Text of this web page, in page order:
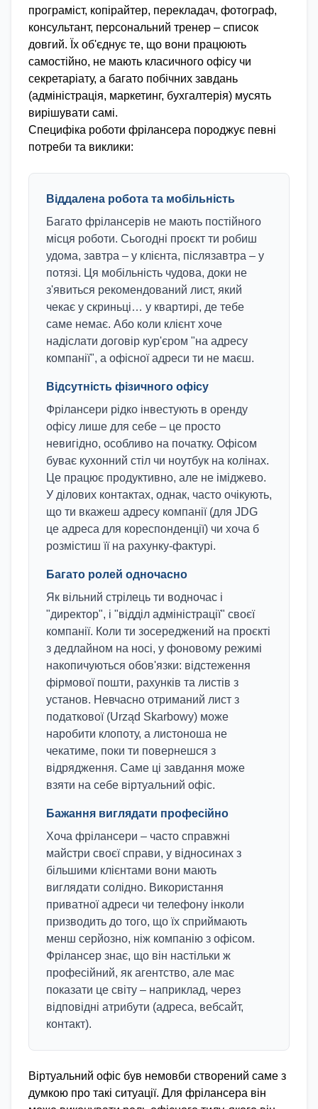
програміст, копірайтер, перекладач, фотограф,
консультант, персональний тренер – список
довгий. Їх об'єднує те, що вони працюють
самостійно, не мають класичного офісу чи
секретаріату, а багато побічних завдань
(адміністрація, маркетинг, бухгалтерія) мусять
вирішувати самі.
Специфіка роботи фрілансера породжує певні
потреби та виклики:
Віддалена робота та мобільність
Багато фрілансерів не мають постійного
місця роботи. Сьогодні проєкт ти робиш
удома, завтра – у клієнта, післязавтра – у
потязі. Ця мобільність чудова, доки не
з'явиться рекомендований лист, який
чекає у скриньці… у квартирі, де тебе
саме немає. Або коли клієнт хоче
надіслати договір кур'єром "на адресу
компанії", а офісної адреси ти не маєш.
Відсутність фізичного офісу
Фрілансери рідко інвестують в оренду
офісу лише для себе – це просто
невигідно, особливо на початку. Офісом
буває кухонний стіл чи ноутбук на колінах.
Це працює продуктивно, але не іміджево.
У ділових контактах, однак, часто очікують,
що ти вкажеш адресу компанії (для JDG
це адреса для кореспонденції) чи хоча б
розмістиш її на рахунку-фактурі.
Багато ролей одночасно
Як вільний стрілець ти водночас і
"директор", і "відділ адміністрації" своєї
компанії. Коли ти зосереджений на проєкті
з дедлайном на носі, у фоновому режимі
накопичуються обов'язки: відстеження
фірмової пошти, рахунків та листів з
установ. Невчасно отриманий лист з
податкової (Urząd Skarbowy) може
наробити клопоту, а листоноша не
чекатиме, поки ти повернешся з
відрядження. Саме ці завдання може
взяти на себе віртуальний офіс.
Бажання виглядати професійно
Хоча фрілансери – часто справжні
майстри своєї справи, у відносинах з
більшими клієнтами вони мають
виглядати солідно. Використання
приватної адреси чи телефону інколи
призводить до того, що їх сприймають
менш серйозно, ніж компанію з офісом.
Фрілансер знає, що він настільки ж
професійний, як агентство, але має
показати це світу – наприклад, через
відповідні атрибути (адреса, вебсайт,
контакт).
Віртуальний офіс був немовби створений саме з
думкою про такі ситуації. Для фрілансера він